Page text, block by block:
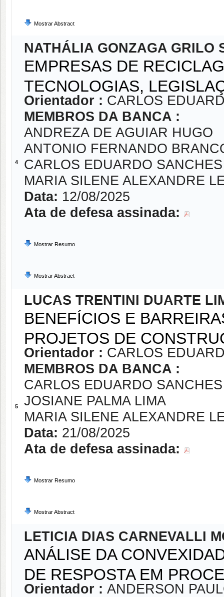
Mostrar Abstract
4
NATHÁLIA GONZAGA GRILO
EMPRESAS DE
TECNOLOGIAS,
Orientador : CARLOS
MEMBROS DA BANCA :
ANDREZA DE AGUIAR HUGO
ANTONIO FERNANDO
CARLOS EDUARDO
MARIA SILENE ALEXANDRE
Data: 12/08/2025
Ata de defesa assinada:
Mostrar Resumo
Mostrar Abstract
5
LUCAS TRENTINI DUARTE
BENEFÍCIOS E
PROJETOS DE
Orientador : CARLOS
MEMBROS DA BANCA :
CARLOS EDUARDO
JOSIANE PALMA LIMA
MARIA SILENE ALEXANDRE
Data: 21/08/2025
Ata de defesa assinada:
Mostrar Resumo
Mostrar Abstract
LETICIA DIAS CARNEVALLI
ANÁLISE DA
DE RESPOSTA EM
Orientador : ANDERSON